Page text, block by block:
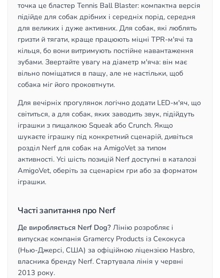
точка це бластер Tennis Ball Blaster: компактна версія
підійде для собак дрібних і середніх порід, середня
для великих і дуже активних. Для собак, які люблять
гризти й тягати, краще працюють міцні TPR-м'ячі та
кільця, бо вони витримують постійне навантаження
зубами. Звертайте увагу на діаметр м'яча: він має
вільно поміщатися в пащу, але не настільки, щоб
собака міг його проковтнути.
Для вечірніх прогулянок логічно додати LED-м'яч, що
світиться, а для собак, яких заводить звук, підійдуть
іграшки з пищалкою Squeak або Crunch. Якщо
шукаєте іграшку під конкретний сценарій, дивіться
розділ Nerf для собак на AmigoVet за типом
активності. Усі шість позицій Nerf доступні в каталозі
AmigoVet, оберіть за сценарієм гри або за форматом
іграшки.
Часті запитання про Nerf
Де виробляється Nerf Dog? Лінію розробляє і
випускає компанія Gramercy Products із Секокуса
(Нью-Джерсі, США) за офіційною ліцензією Hasbro,
власника бренду Nerf. Стартувала лінія у червні
2013 року.